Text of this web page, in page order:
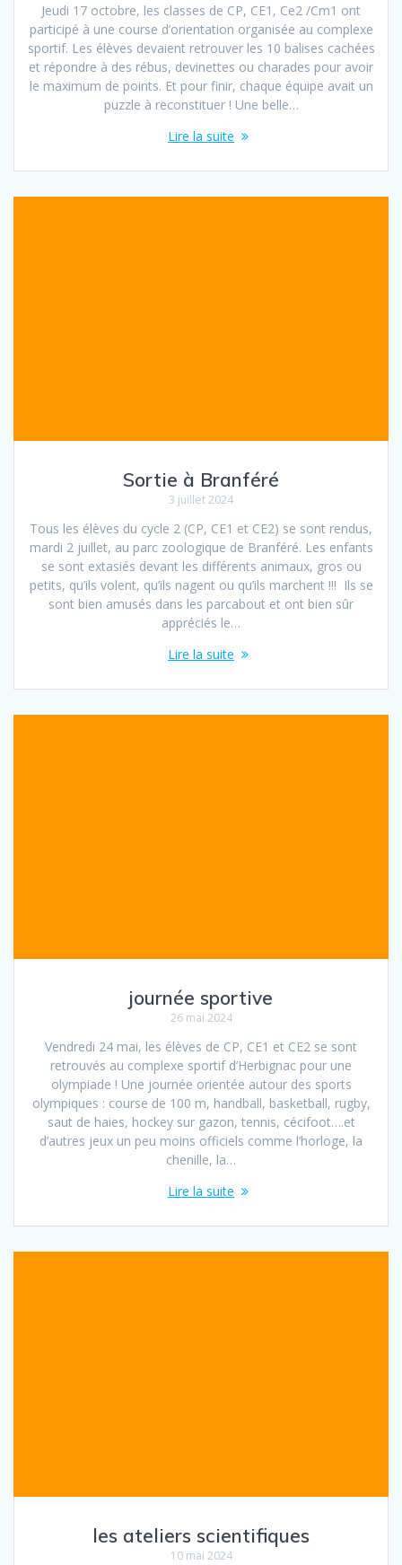
Jeudi 17 octobre, les classes de CP, CE1, Ce2 /Cm1 ont
participé à une course d’orientation organisée au complexe
sportif. Les élèves devaient retrouver les 10 balises cachées
et répondre à des rébus, devinettes ou charades pour avoir
le maximum de points. Et pour finir, chaque équipe avait un
puzzle à reconstituer ! Une belle…
Lire la suite
Sortie à Branféré
3 juillet 2024
Tous les élèves du cycle 2 (CP, CE1 et CE2) se sont rendus,
mardi 2 juillet, au parc zoologique de Branféré. Les enfants
se sont extasiés devant les différents animaux, gros ou
petits, qu’ils volent, qu’ils nagent ou qu’ils marchent !!! Ils se
sont bien amusés dans les parcabout et ont bien sûr
appréciés le…
Lire la suite
journée sportive
26 mai 2024
Vendredi 24 mai, les élèves de CP, CE1 et CE2 se sont
retrouvés au complexe sportif d’Herbignac pour une
olympiade ! Une journée orientée autour des sports
olympiques : course de 100 m, handball, basketball, rugby,
saut de haies, hockey sur gazon, tennis, cécifoot….et
d’autres jeux un peu moins officiels comme l’horloge, la
chenille, la…
Lire la suite
les ateliers scientifiques
10 mai 2024